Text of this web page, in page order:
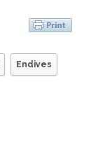
Endives